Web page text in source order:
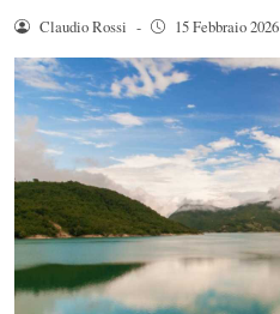
Claudio Rossi - 15 Febbraio 2026